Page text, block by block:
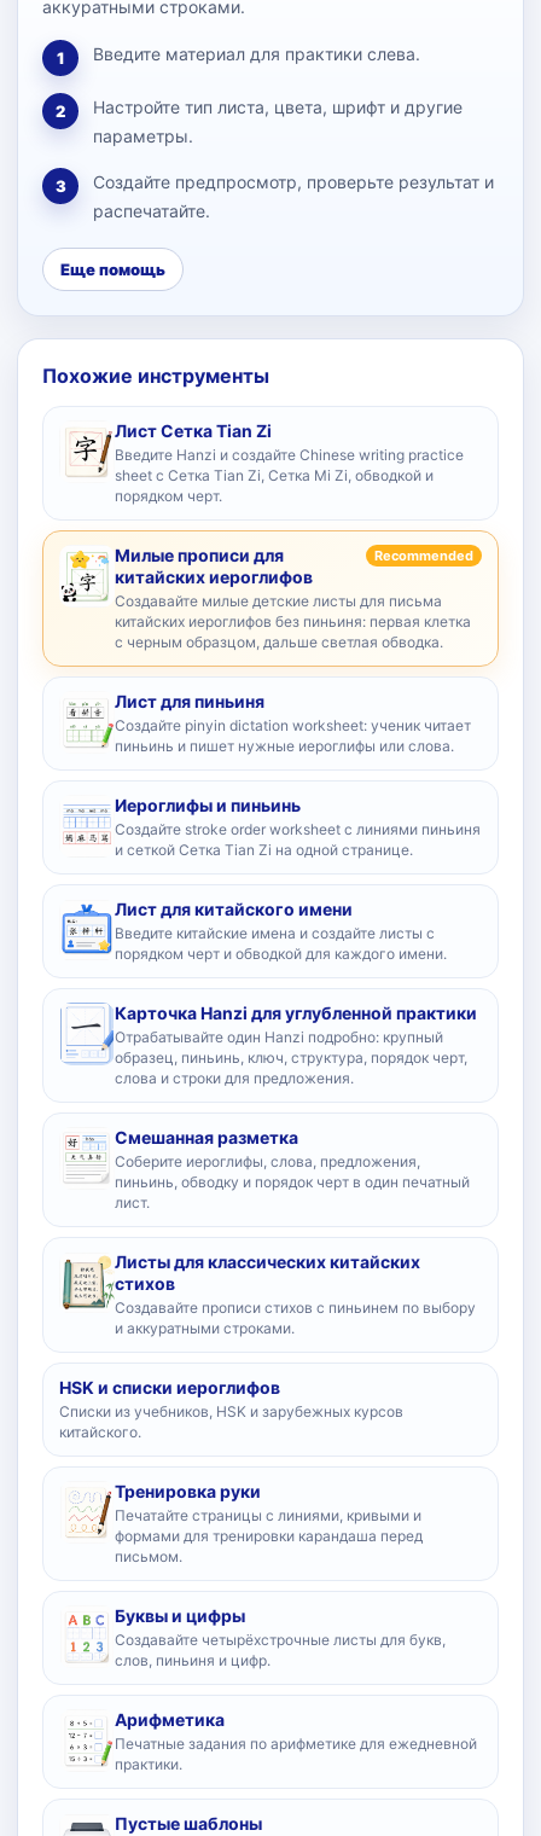
аккуратными строками.
1 Введите материал для практики слева.
2
Настройте тип листа, цвета, шрифт и другие
параметры.
3
Создайте предпросмотр, проверьте результат и
распечатайте.
Еще помощь
Похожие инструменты
Лист Сетка Tian Zi
Введите Hanzi и создайте Chinese writing practice
sheet с Сетка Tian Zi, Сетка Mi Zi, обводкой и
порядком черт.
Милые прописи для
китайских иероглифов
Recommended
Создавайте милые детские листы для письма
китайских иероглифов без пиньиня: первая клетка
с черным образцом, дальше светлая обводка.
Лист для пиньиня
Создайте pinyin dictation worksheet: ученик читает
пиньинь и пишет нужные иероглифы или слова.
Иероглифы и пиньинь
Создайте stroke order worksheet с линиями пиньиня
и сеткой Сетка Tian Zi на одной странице.
Лист для китайского имени
Введите китайские имена и создайте листы с
порядком черт и обводкой для каждого имени.
Карточка Hanzi для углубленной практики
Отрабатывайте один Hanzi подробно: крупный
образец, пиньинь, ключ, структура, порядок черт,
слова и строки для предложения.
Смешанная разметка
Соберите иероглифы, слова, предложения,
пиньинь, обводку и порядок черт в один печатный
лист.
Листы для классических китайских
стихов
Создавайте прописи стихов с пиньинем по выбору
и аккуратными строками.
HSK и списки иероглифов
Списки из учебников, HSK и зарубежных курсов
китайского.
Тренировка руки
Печатайте страницы с линиями, кривыми и
формами для тренировки карандаша перед
письмом.
Буквы и цифры
Создавайте четырёхстрочные листы для букв,
слов, пиньиня и цифр.
Арифметика
Печатные задания по арифметике для ежедневной
практики.
Пустые шаблоны